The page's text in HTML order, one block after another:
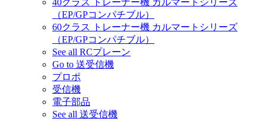
40クラス トレーナー機 カルマートシリーズ
（EP/GPコンパチブル）
60クラス トレーナー機 カルマートシリーズ
（EP/GPコンパチブル）
See all RCプレーン
Go to 送受信機
プロポ
受信機
電子部品
See all 送受信機